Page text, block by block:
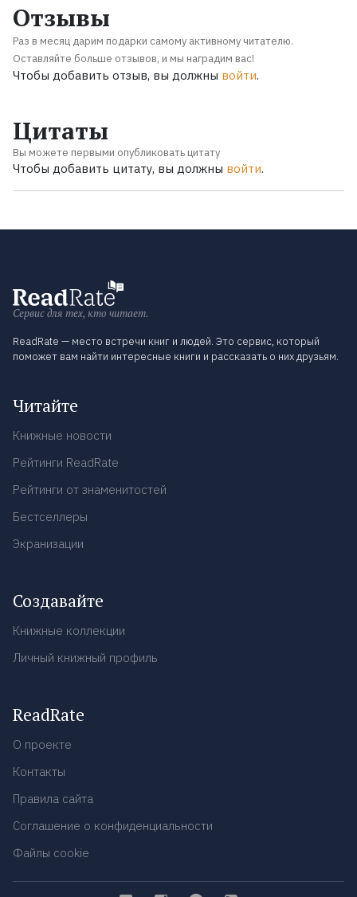
Отзывы
Раз в месяц дарим подарки самому активному читателю.
Оставляйте больше отзывов, и мы наградим вас!
Чтобы добавить отзыв, вы должны войти.
Цитаты
Вы можете первыми опубликовать цитату
Чтобы добавить цитату, вы должны войти.
Сервис для тех, кто читает.
ReadRate — место встречи книг и людей. Это сервис, который
поможет вам найти интересные книги и рассказать о них друзьям.
Читайте
Книжные новости
Рейтинги ReadRate
Рейтинги от знаменитостей
Бестселлеры
Экранизации
Создавайте
Книжные коллекции
Личный книжный профиль
ReadRate
О проекте
Контакты
Правила сайта
Соглашение о конфиденциальности
Файлы cookie